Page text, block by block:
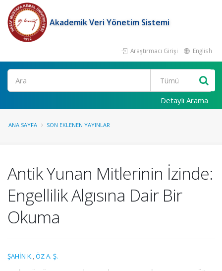
Akademik Veri Yönetim Sistemi
Araştırmacı Girişi English
Ara
Detaylı Arama
ANA SAYFA SON EKLENEN YAYINLAR
Antik Yunan Mitlerinin İzinde:
Engellilik Algısına Dair Bir
Okuma
ŞAHİN K.,ÖZ A. Ş.